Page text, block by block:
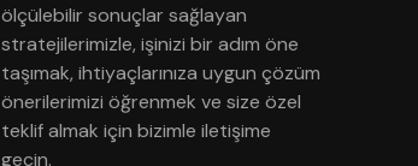
ölçülebilir sonuçlar sağlayan
stratejilerimizle, işinizi bir adım öne
taşımak, ihtiyaçlarınıza uygun çözüm
önerilerimizi öğrenmek ve size özel
teklif almak için bizimle iletişime
geçin.